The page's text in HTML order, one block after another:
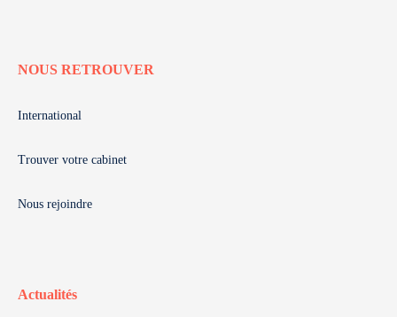
NOUS RETROUVER
International
Trouver votre cabinet
Nous rejoindre
Actualités